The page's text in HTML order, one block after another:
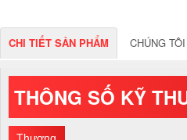
CHI TIẾT SẢN PHẨM CHÚNG
THÔNG SỐ KỸ
Thương